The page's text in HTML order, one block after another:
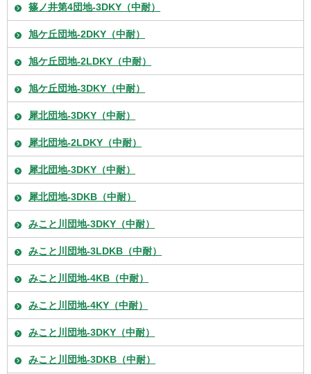
篠ノ井第4団地-3DKY（中耐）
旭ケ丘団地-2DKY（中耐）
旭ケ丘団地-2LDKY（中耐）
旭ケ丘団地-3DKY（中耐）
犀北団地-3DKY（中耐）
犀北団地-2LDKY（中耐）
犀北団地-3DKY（中耐）
犀北団地-3DKB（中耐）
みこと川団地-3DKY（中耐）
みこと川団地-3LDKB（中耐）
みこと川団地-4KB（中耐）
みこと川団地-4KY（中耐）
みこと川団地-3DKY（中耐）
みこと川団地-3DKB（中耐）